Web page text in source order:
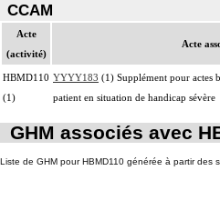
CCAM
Acte
(activité)
Acte
HBMD110
(1)
YYYY183 (1) Supplément pour actes
patient en situation de handicap sévère
GHM associés avec
Liste de GHM pour HBMD110 générée à partir des